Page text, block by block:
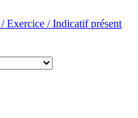
Exercice / Indicatif présent